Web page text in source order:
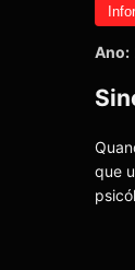
Ano:
que